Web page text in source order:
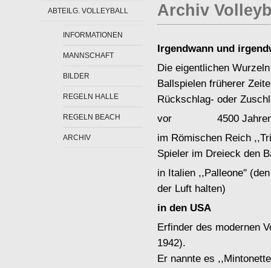
ABTEILG. VOLLEYBALL
INFORMATIONEN
MANNSCHAFT
BILDER
REGELN HALLE
REGELN BEACH
ARCHIV
Archiv
Irgendwann und
Die eigentlichen
Ballspielen früherer
Rückschlag- oder
vor 4500 Jahren
im Römischen Reich
Spieler im Dreieck den
in Italien ,,Palleone''
der Luft halten)
in den USA
Erfinder des modernen
1942).
Er nannte es